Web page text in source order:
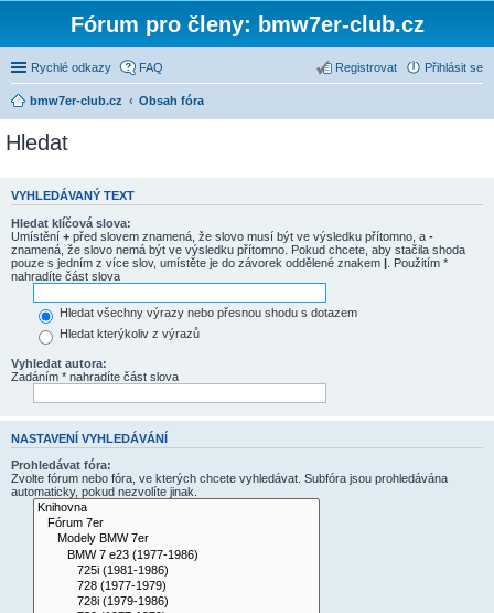
Fórum pro členy: bmw7er-club.cz
Rychlé odkazy FAQ Přihlásit se
Registrovat
bmw7er-club.cz Obsah fóra
Hledat
VYHLEDÁVANÝ TEXT
Hledat klíčová slova:
Umístění + před slovem znamená, že slovo musí být ve výsledku přítomno, a -
znamená, že slovo nemá být ve výsledku přítomno. Pokud chcete, aby stačila shoda
pouze s jedním z více slov, umístěte je do závorek oddělené znakem | . Použitím *
nahradíte část slova
Hledat všechny výrazy nebo přesnou shodu s dotazem
Hledat kterýkoliv z výrazů
Vyhledat autora:
Zadáním * nahradíte část slova
NASTAVENÍ VYHLEDÁVÁNÍ
Prohledávat fóra:
Zvolte fórum nebo fóra, ve kterých chcete vyhledávat. Subfóra jsou prohledávána
automaticky, pokud nezvolíte jinak.